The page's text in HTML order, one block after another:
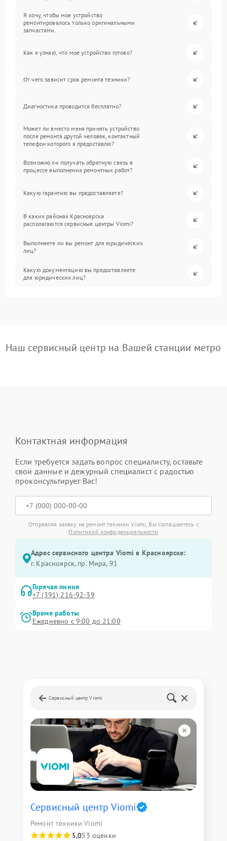
Я хочу, чтобы мое устройство
ремонтировалось только оригинальными
запчастями.
Как я узнаю, что мое устройство готово?
От чего зависит срок ремонта техники?
Диагностика проводится бесплатно?
Может ли вместо меня принять устройство
после ремонта другой человек, контактный
телефон которого я предоставлю?
Возможно ли получать обратную связь в
процессе выполнения ремонтных работ?
Какую гарантию вы предоставляете?
В каких районах Красноярска
располагаются сервисные центры Viomi?
Выполняете ли вы ремонт для юридических
лиц?
Какую документацию вы предоставляете
для юридических лиц?
Наш сервисный центр на Вашей станции метро
Контактная информация
Если требуется задать вопрос специалисту, оставьте
свои данные и дежурный специалист с радостью
проконсультирует Вас!
Отправляя заявку на ремонт техники Viomi, Вы соглашаетесь с
Политикой конфиденциальности
Адрес сервисного центра Viomi в Красноярске:
г. Красноярск, ​пр. Мира, 91
Горячая линия
+7 (391) 216-92-39
Время работы
Ежедневно с 9:00 до 21:00
Сервисный центр Viomi
Сервисный центр Viomi
Ремонт техники Viomi
5,053 оценки